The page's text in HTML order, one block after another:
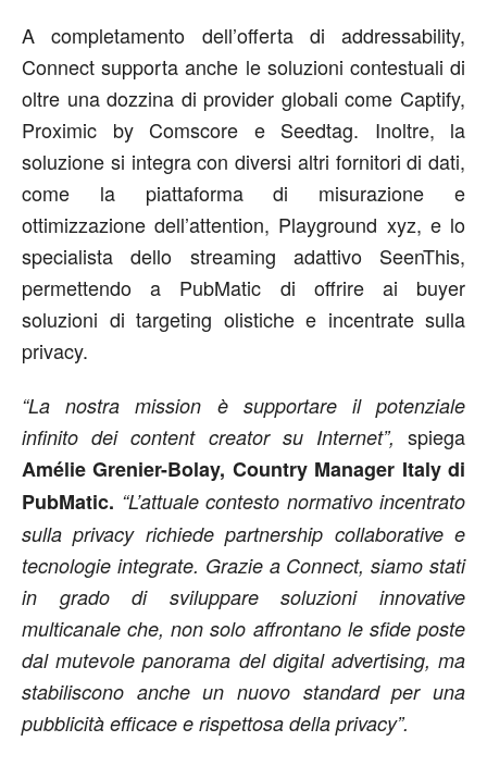
A completamento dell’offerta di addressability,
Connect supporta anche le soluzioni contestuali di
oltre una dozzina di provider globali come Captify,
Proximic by Comscore e Seedtag. Inoltre, la
soluzione si integra con diversi altri fornitori di dati,
come la piattaforma di misurazione e
ottimizzazione dell’attention, Playground xyz, e lo
specialista dello streaming adattivo SeenThis,
permettendo a PubMatic di offrire ai buyer
soluzioni di targeting olistiche e incentrate sulla
privacy.
“La nostra mission è supportare il potenziale
infinito dei content creator su Internet”, spiega
Amélie Grenier-Bolay, Country Manager Italy di
PubMatic. “L’attuale contesto normativo incentrato
sulla privacy richiede partnership collaborative e
tecnologie integrate. Grazie a Connect, siamo stati
in grado di sviluppare soluzioni innovative
multicanale che, non solo affrontano le sfide poste
dal mutevole panorama del digital advertising, ma
stabiliscono anche un nuovo standard per una
pubblicità efficace e rispettosa della privacy”.